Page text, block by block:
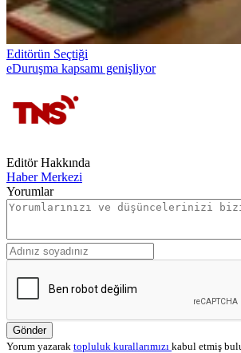
Editörün Seçtiği
eDuruşma kapsamı genişliyor
Editör Hakkında
Haber Merkezi
Yorumlar
Gönder
Yorum yazarak topluluk kurallarımızı kabul etmiş